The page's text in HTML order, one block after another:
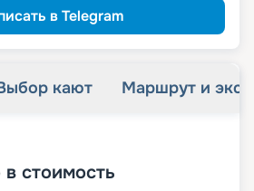
в Telegram
кают Маршрут и
стоимость